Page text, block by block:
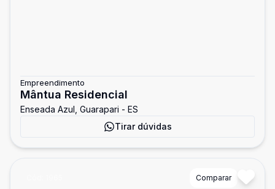
Empreendimento
Mântua Residencial
Enseada Azul, Guarapari - ES
Tirar dúvidas
Comparar